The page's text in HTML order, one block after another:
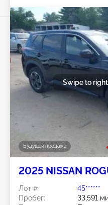
Будущая продажа
Swipe to
2025 NISSAN
Лот #:
45******
Пробег:
33,591